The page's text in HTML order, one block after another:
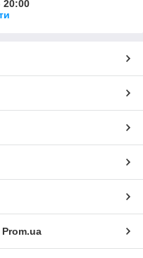
20:00
Prom.ua